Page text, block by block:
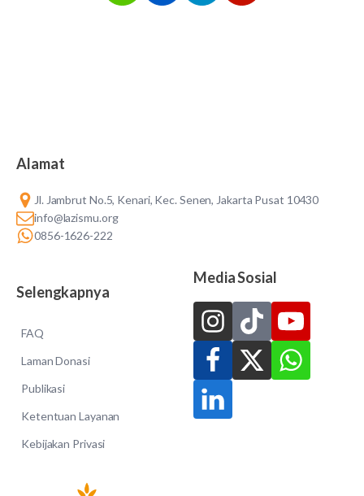
Alamat
Jl. Jambrut No.5, Kenari, Kec. Senen, Jakarta Pusat 10430
info@lazismu.org
0856-1626-222
Selengkapnya
FAQ
Laman Donasi
Publikasi
Ketentuan Layanan
Kebijakan Privasi
Media Sosial